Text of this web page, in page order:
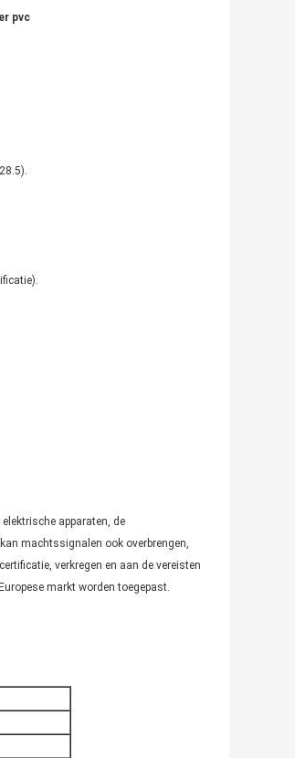
pvc
apparaten, de
machtssignalen ook overbrengen,
verkregen en aan de vereisten
markt worden toegepast.